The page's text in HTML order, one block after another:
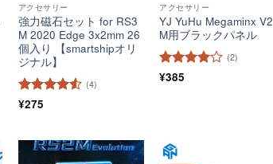
アクセサリー
強力磁石セット for RS3
M 2020 Edge 3x2mm 26
個入り 【smartshipオリ
ジナル】
5段階中
(4)
¥275
アクセサリー
YJ YuHu Megaminx V2
M用ブラックパネル
5段階中
(2)
¥385